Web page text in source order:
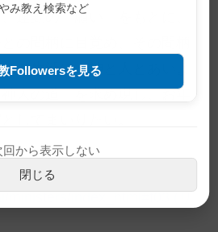
運動の「願い」をもとに、
の生活に、神と人とあいよ
人の道」を求め現し、お年
ministers/index_html#f03 (リ
み教え検索など
Followersを見る
回から表示しない
閉じる